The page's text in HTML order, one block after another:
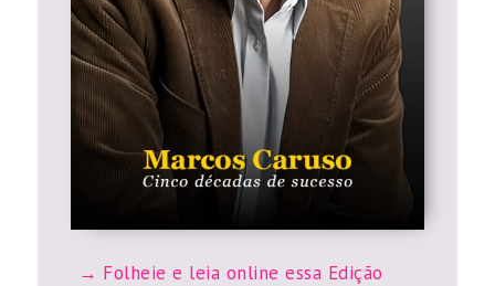
Folheie e leia online essa Edição